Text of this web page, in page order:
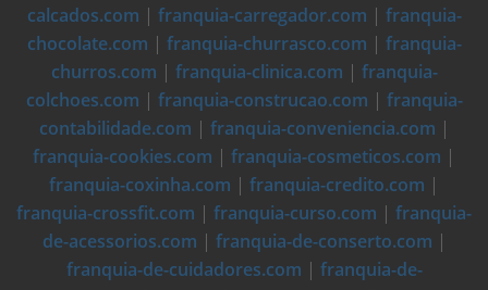
calcados.com | franquia-carregador.com | franquia-
chocolate.com | franquia-churrasco.com | franquia-
churros.com | franquia-clinica.com | franquia-
colchoes.com | franquia-construcao.com | franquia-
contabilidade.com | franquia-conveniencia.com |
franquia-cookies.com | franquia-cosmeticos.com |
franquia-coxinha.com | franquia-credito.com |
franquia-crossfit.com | franquia-curso.com | franquia-
de-acessorios.com | franquia-de-conserto.com |
franquia-de-cuidadores.com | franquia-de-